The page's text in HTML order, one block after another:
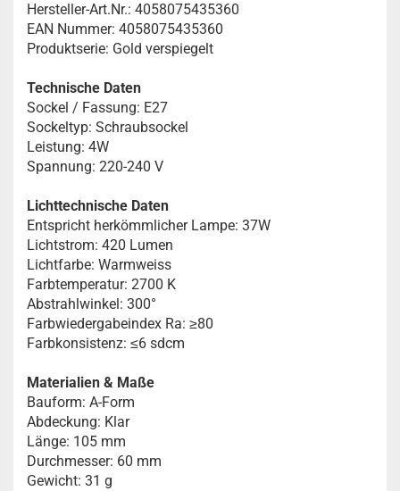
Hersteller-Art.Nr.: 4058075435360
EAN Nummer: 4058075435360
Produktserie: Gold verspiegelt
Technische Daten
Sockel / Fassung: E27
Sockeltyp: Schraubsockel
Leistung: 4W
Spannung: 220-240 V
Lichttechnische Daten
Entspricht herkömmlicher Lampe: 37W
Lichtstrom: 420 Lumen
Lichtfarbe: Warmweiss
Farbtemperatur: 2700 K
Abstrahlwinkel: 300°
Farbwiedergabeindex Ra: ≥80
Farbkonsistenz: ≤6 sdcm
Materialien & Maße
Bauform: A-Form
Abdeckung: Klar
Länge: 105 mm
Durchmesser: 60 mm
Gewicht: 31 g